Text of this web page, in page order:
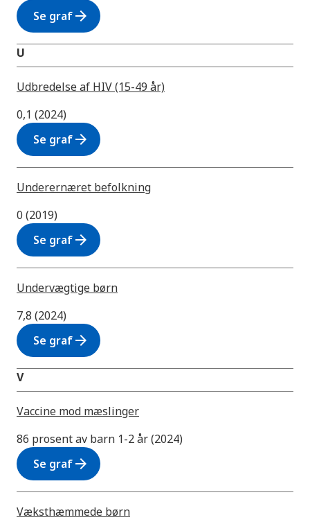
Se grafarrow_forward
U
Udbredelse af HIV (15-49 år)
0,1 (2024)
Se grafarrow_forward
Underernæret befolkning
0 (2019)
Se grafarrow_forward
Undervægtige børn
7,8 (2024)
Se grafarrow_forward
V
Vaccine mod mæslinger
86 prosent av barn 1-2 år (2024)
Se grafarrow_forward
Væksthæmmede børn